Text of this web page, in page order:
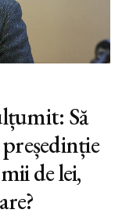
Să
de lei,